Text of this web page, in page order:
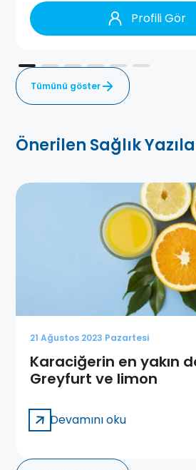
Profili Gör
Tümünü göster
Önerilen Sağlık
21 Ağustos 2023 Pazartesi
Karaciğerin en yakın
Greyfurt ve limon
Devamını oku